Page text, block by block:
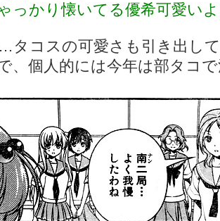
っかり懐いてる優希可愛い
タコスの可愛さも引き出し
、個人的には今年は部タコ